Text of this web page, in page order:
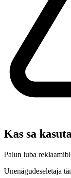
Kas sa
Palun luba
Unenägudeseletaja